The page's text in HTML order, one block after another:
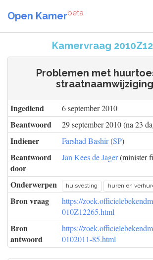
Open Kamerbeta
Kamervraag
Problemen met
Ingediend 6 september 2010
Beantwoord 29 september 2010 (na 23
Indiener Farshad Bashir(SP)
Beantwoord
door
Jan Kees de Jager(minister
Onderwerpen huisvesting huren en
Bron vraag
https://
010Z12265.html
Bron
antwoord
https://
0102011-85.html